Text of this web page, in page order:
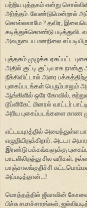
பற்றிய புத்தகம் என்று
அர்த்தம். வேண்டுமென்றால்
கொல்லலாமே ? தவிர,
கடித்துக்கொண்டு
அவருடைய மனநிலை
புத்தகம் முழுக்க ஏகப்பட்ட
அதில் குட்டி குட்டியாக
நீக்கிவிட்டால் அரை
புகைப்படங்கள் பெரும்பாலும்
ஆங்கிளில் ஒரே கோவில்,
டூப்ளிகேட் மினரல் வாட்டர்
அரிய புகைப்படங்களை காண
எட்டயபுரத்தில் அமைந்துள்ள
எழுதியிருக்கிறார். அடடா
இரண்டு பக்கங்களுக்கு
பாடலிலிருந்து சில வரிகள்.
பாஞ்சாலங்குறிச்சி
அப்படித்தான்...!
மொத்தத்தில் ஜீவாவின் கோவை
பிச்சு சமாச்சாரங்கள்,